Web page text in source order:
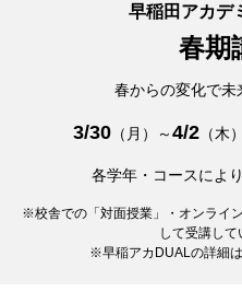
高
大
早稲田アカデ
春期
春からの変化で未
3/30（月）～4/2（木
各学年・コースによ
校舎での「対面授業」・オンライ
して受講して
早稲アカDUALの詳細は